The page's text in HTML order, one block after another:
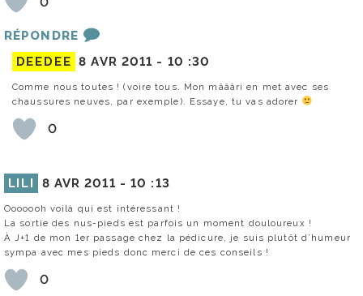
RÉPONDRE
DEEDEE 8 AVR 2011 - 10 :30
Comme nous toutes ! (voire tous. Mon mâââri en met avec ses
chaussures neuves, par exemple). Essaye, tu vas adorer
0
LILI 8 AVR 2011 -10 :13
Ooooooh voilà qui est intéressant !
La sortie des nus-pieds est parfois un moment douloureux !
À J+1 de mon 1er passage chez la pédicure, je suis plutôt d’humeur
sympa avec mes pieds donc merci de ces conseils !
0